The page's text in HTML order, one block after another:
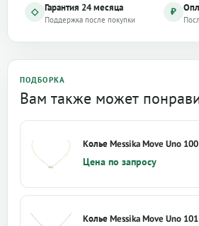
◇ Гарантия 24 месяца
Поддержка после покупки
₽
ПОДБОРКА
Вам также может
Колье Messika Move Uno
Цена по запросу
Колье Messika Move Uno